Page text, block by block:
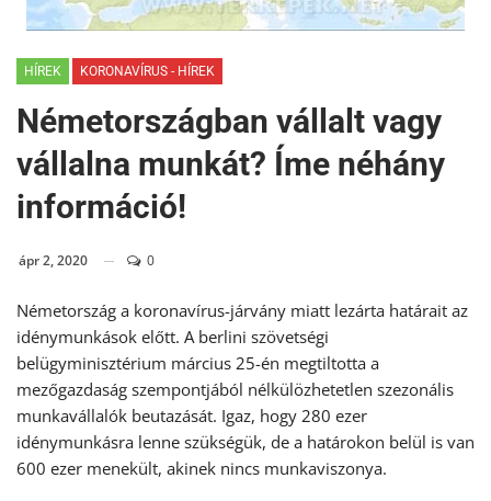
HÍREK KORONAVÍRUS - HÍREK
Németországban vállalt vagy
vállalna munkát? Íme néhány
információ!
ápr 2, 2020 0
Németország a koronavírus-járvány miatt lezárta határait az
idénymunkások előtt. A berlini szövetségi
belügyminisztérium március 25-én megtiltotta a
mezőgazdaság szempontjából nélkülözhetetlen szezonális
munkavállalók beutazását. Igaz, hogy 280 ezer
idénymunkásra lenne szükségük, de a határokon belül is van
600 ezer menekült, akinek nincs munkaviszonya.